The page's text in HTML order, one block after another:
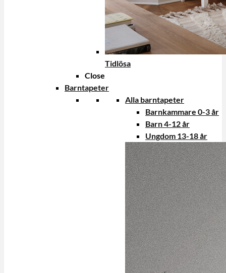
Tidlösa
Close
Barntapeter
Alla barntapeter
Barnkammare 0-3 år
Barn 4-12 år
Ungdom 13-18 år